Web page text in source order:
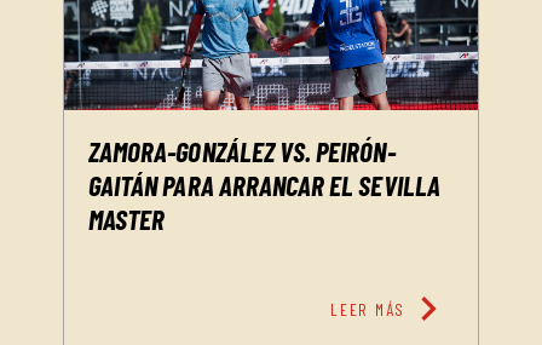
ZAMORA-GONZÁLEZ VS. PEIRÓN-
GAITÁN PARA ARRANCAR EL SEVILLA
MASTER
LEER MÁS chevron_right